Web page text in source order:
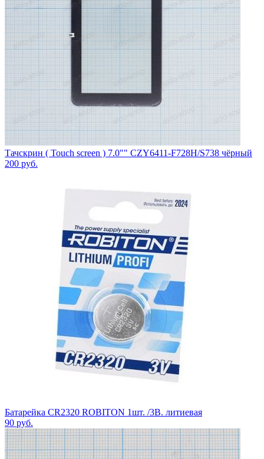
Тачскрин ( Touch screen ) 7.0"" CZY6411-F728H/S738 чёрный
200 руб.
Батарейка CR2320 ROBITON 1шт. /3В. литиевая
90 руб.